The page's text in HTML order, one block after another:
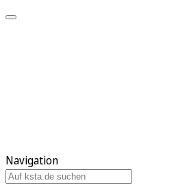
Navigation